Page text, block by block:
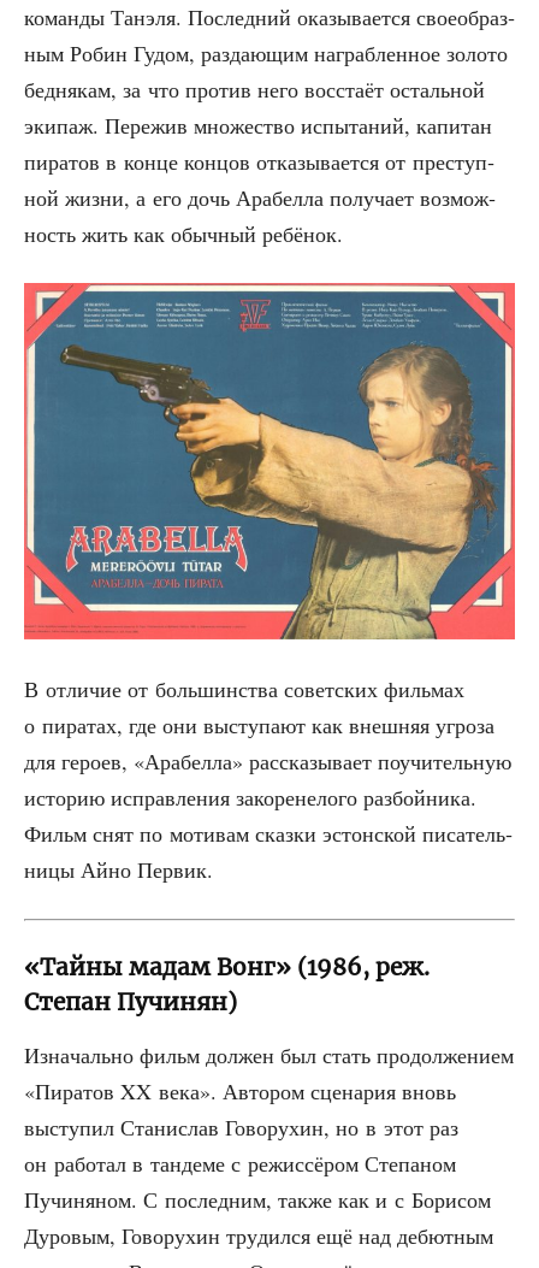
коман­ды Танэ­ля. Послед­ний ока­зы­ва­ет­ся свое­об­раз­
ным Робин Гудом, раз­да­ю­щим награб­лен­ное золо­то
бед­ня­кам, за что про­тив него вос­ста­ёт осталь­ной
эки­паж. Пере­жив мно­же­ство испы­та­ний, капи­тан
пира­тов в кон­це кон­цов отка­зы­ва­ет­ся от пре­ступ­
ной жиз­ни, а его дочь Ара­бел­ла полу­ча­ет воз­мож­
ность жить как обыч­ный ребёнок.
В отли­чие от боль­шин­ства совет­ских филь­мах
о пира­тах, где они высту­па­ют как внеш­няя угро­за
для геро­ев, «Ара­бел­ла» рас­ска­зы­ва­ет поучи­тель­ную
исто­рию исправ­ле­ния зако­ре­не­ло­го раз­бой­ни­ка.
Фильм снят по моти­вам сказ­ки эстон­ской писа­тель­
ни­цы Айно Первик.
«Тайны мадам Вонг» (1986, реж.
Степан Пучинян)
Изна­чаль­но фильм дол­жен был стать про­дол­же­ни­ем
«Пира­тов XX века». Авто­ром сце­на­рия вновь
высту­пил Ста­ни­слав Гово­ру­хин, но в этот раз
он рабо­тал в тан­де­ме с режис­сё­ром Сте­па­ном
Пучи­ня­ном. С послед­ним, так­же как и с Бори­сом
Дуро­вым, Гово­ру­хин тру­дил­ся ещё над дебют­ным